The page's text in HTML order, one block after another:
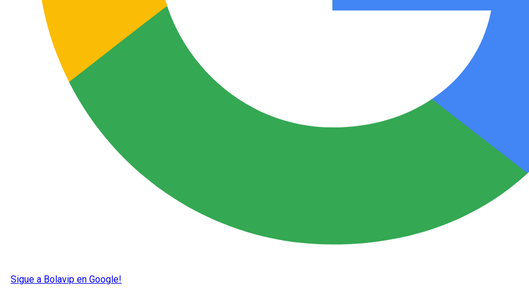
Sigue a Bolavip en Google!